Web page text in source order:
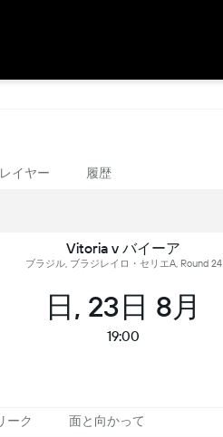
イヤー 履歴
Vitoria v バイーア
ブラジル, ブラジレイロ・セリエA, Round 24
日, 23日 8月
19:00
ーク 面と向かって